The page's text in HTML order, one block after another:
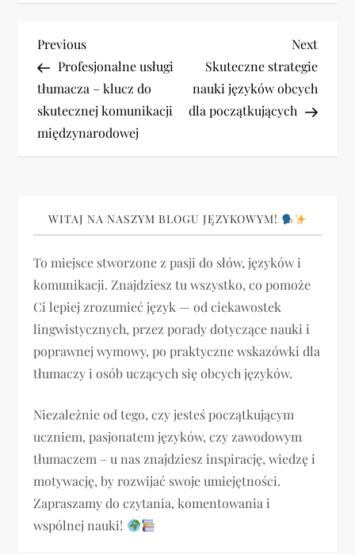
N
a
w
a
c
j
a
w
p
i
s
u
Previous
Post
Previous
Profesjonalne usługi
tłumacza – klucz do
skutecznej komunikacji
międzynarodowej
Next
Post
Next
Skuteczne strategie
nauki języków obcych
dla początkujących
WITAJ NA NASZYM BLOGU JĘZYKOWYM!
To miejsce stworzone z pasji do słów, języków i
komunikacji. Znajdziesz tu wszystko, co pomoże
Ci lepiej zrozumieć język — od ciekawostek
lingwistycznych, przez porady dotyczące nauki i
poprawnej wymowy, po praktyczne wskazówki dla
tłumaczy i osób uczących się obcych języków.
Niezależnie od tego, czy jesteś początkującym
uczniem, pasjonatem języków, czy zawodowym
tłumaczem – u nas znajdziesz inspirację, wiedzę i
motywację, by rozwijać swoje umiejętności.
Zapraszamy do czytania, komentowania i
wspólnej nauki!